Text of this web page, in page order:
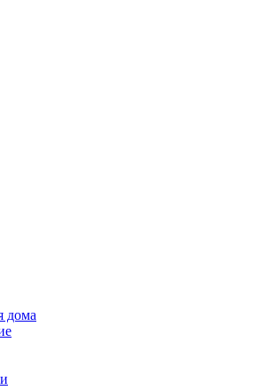
дома